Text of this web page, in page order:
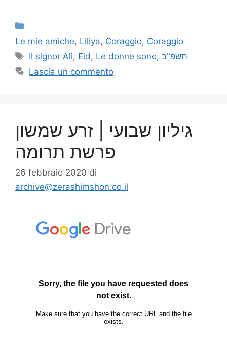
Le mie amiche, Liliya, Coraggio, Coraggio
Il signor Alì, Eid , Le donne sono,תשפ"ב
Lascia un commento
גיליון שבועי | זרע שמשון
פרשת תרומה
26 febbraio 2020 di
archive@zerashimshon.co.il